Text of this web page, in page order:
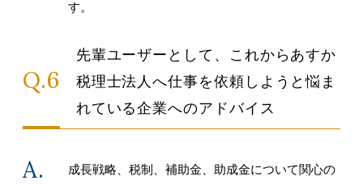
す。
先輩ユーザーとして、これからあすか
税理士法人へ仕事を依頼しようと悩ま
れている企業へのアドバイス
成長戦略、税制、補助金、助成金について関心の